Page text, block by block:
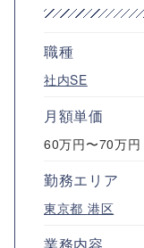
職種
社内SE
月額単価
60万円〜70万円
勤務エリア
東京都 港区